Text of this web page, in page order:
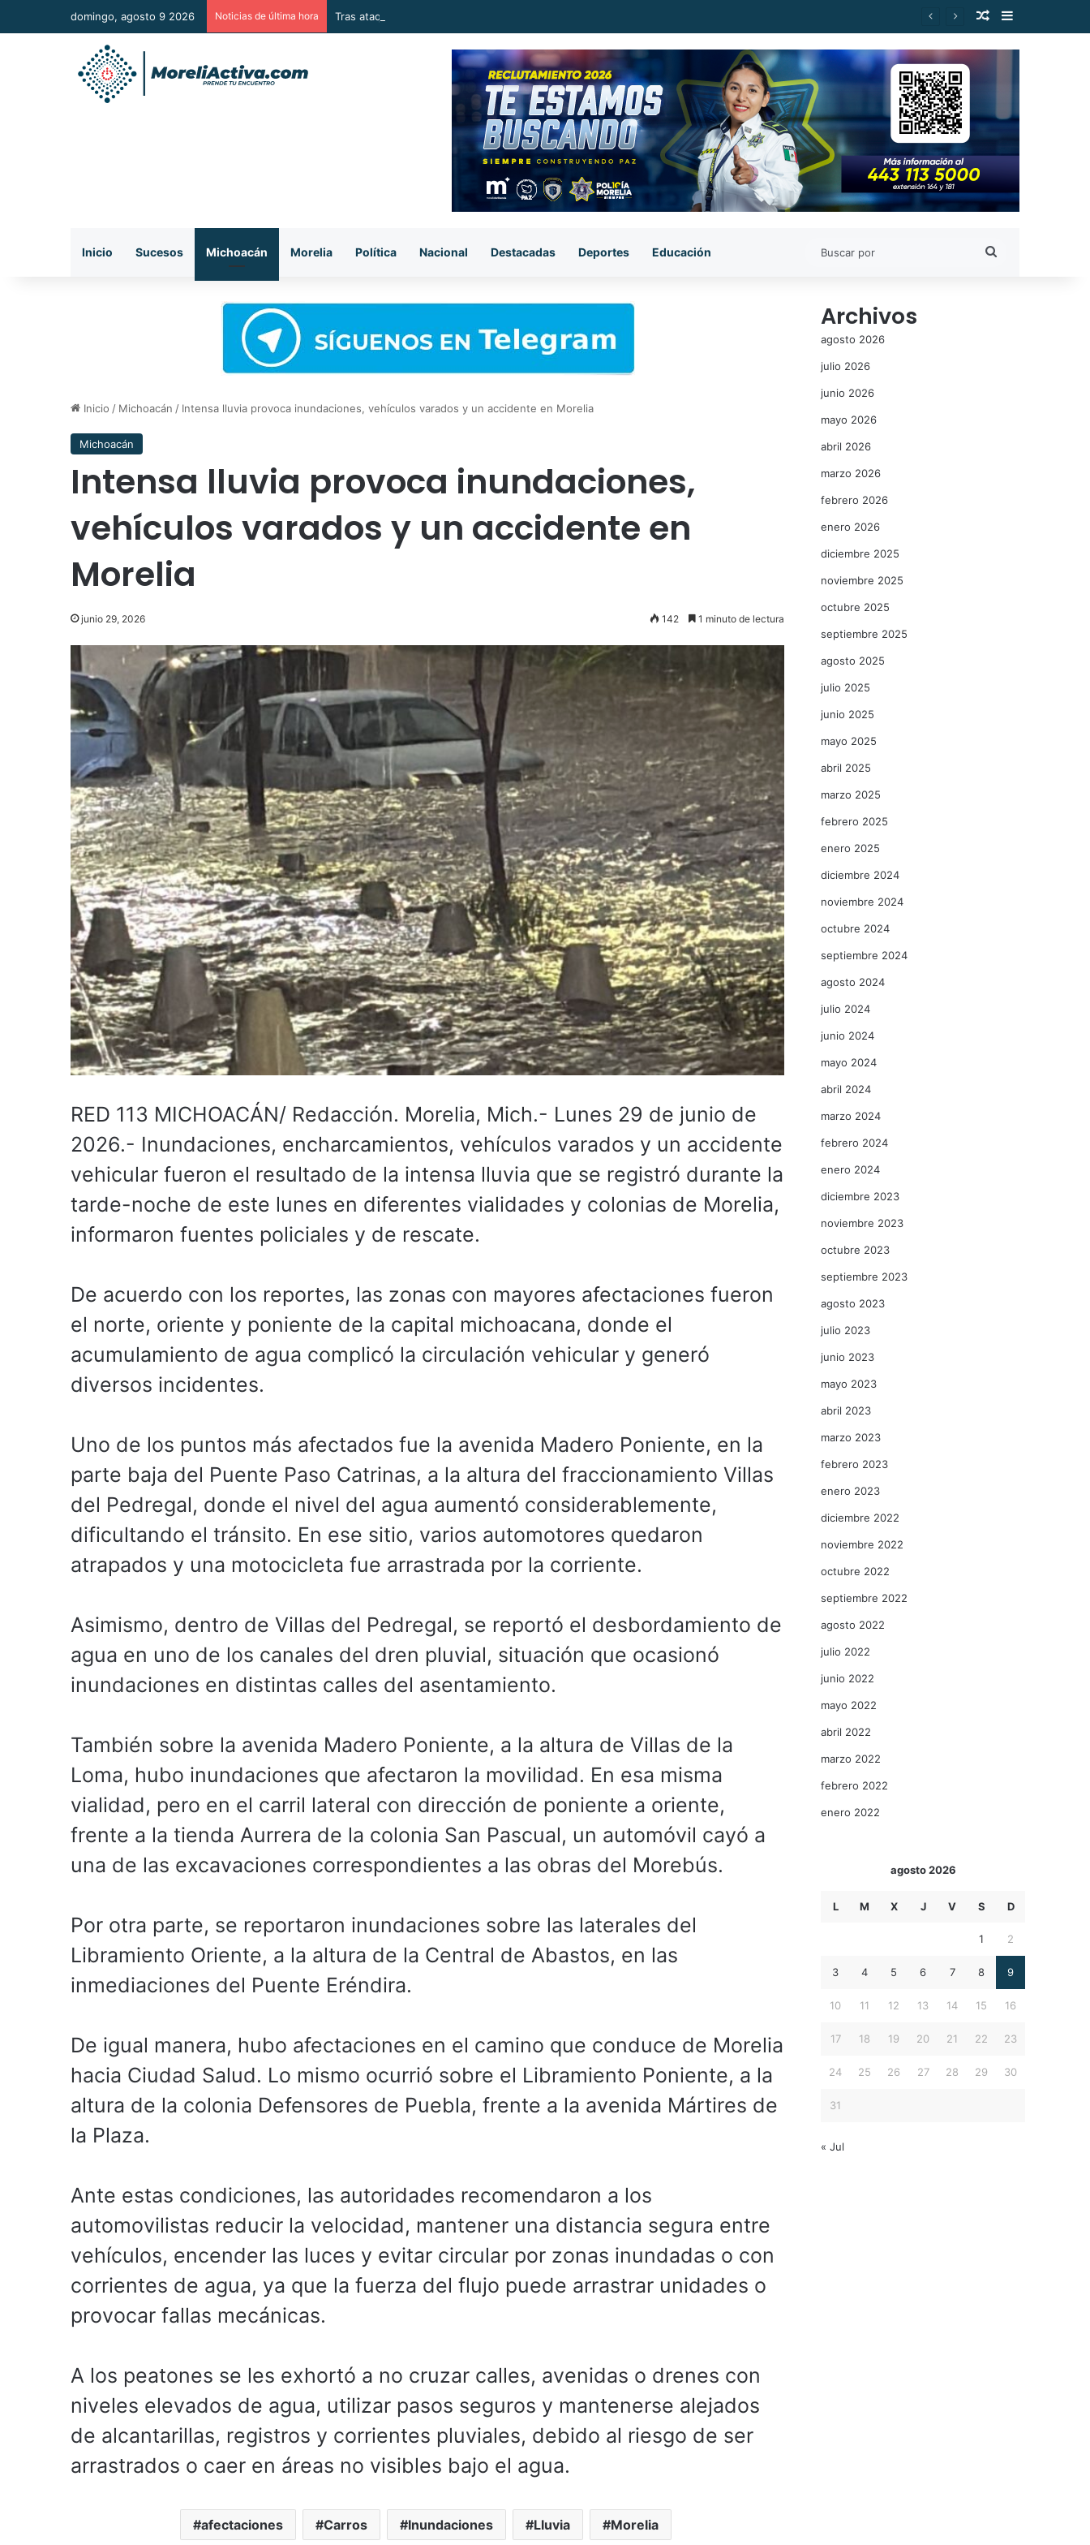
domingo, agosto 9 2026 Noticias de última hora Tras ataque armado, sujetos se llevan el cuerpo de la víctima en Buenavista Publicación al
Barra lateral
Inicio Sucesos Michoacán Morelia Política Nacional Destacadas Deportes Educación
Inicio / Michoacán / Intensa lluvia provoca inundaciones, vehículos varados y un accidente en Morelia
Michoacán
Intensa lluvia provoca inundaciones,
vehículos varados y un accidente en
Morelia
junio 29, 2026 142 1 minuto de lectura
RED 113 MICHOACÁN/ Redacción. Morelia, Mich.- Lunes 29 de junio de
2026.- Inundaciones, encharcamientos, vehículos varados y un accidente
vehicular fueron el resultado de la intensa lluvia que se registró durante la
tarde-noche de este lunes en diferentes vialidades y colonias de Morelia,
informaron fuentes policiales y de rescate.
De acuerdo con los reportes, las zonas con mayores afectaciones fueron
el norte, oriente y poniente de la capital michoacana, donde el
acumulamiento de agua complicó la circulación vehicular y generó
diversos incidentes.
Uno de los puntos más afectados fue la avenida Madero Poniente, en la
parte baja del Puente Paso Catrinas, a la altura del fraccionamiento Villas
del Pedregal, donde el nivel del agua aumentó considerablemente,
dificultando el tránsito. En ese sitio, varios automotores quedaron
atrapados y una motocicleta fue arrastrada por la corriente.
Asimismo, dentro de Villas del Pedregal, se reportó el desbordamiento de
agua en uno de los canales del dren pluvial, situación que ocasionó
inundaciones en distintas calles del asentamiento.
También sobre la avenida Madero Poniente, a la altura de Villas de la
Loma, hubo inundaciones que afectaron la movilidad. En esa misma
vialidad, pero en el carril lateral con dirección de poniente a oriente,
frente a la tienda Aurrera de la colonia San Pascual, un automóvil cayó a
una de las excavaciones correspondientes a las obras del Morebús.
Por otra parte, se reportaron inundaciones sobre las laterales del
Libramiento Oriente, a la altura de la Central de Abastos, en las
inmediaciones del Puente Eréndira.
De igual manera, hubo afectaciones en el camino que conduce de Morelia
hacia Ciudad Salud. Lo mismo ocurrió sobre el Libramiento Poniente, a la
altura de la colonia Defensores de Puebla, frente a la avenida Mártires de
la Plaza.
Ante estas condiciones, las autoridades recomendaron a los
automovilistas reducir la velocidad, mantener una distancia segura entre
vehículos, encender las luces y evitar circular por zonas inundadas o con
corrientes de agua, ya que la fuerza del flujo puede arrastrar unidades o
provocar fallas mecánicas.
A los peatones se les exhortó a no cruzar calles, avenidas o drenes con
niveles elevados de agua, utilizar pasos seguros y mantenerse alejados
de alcantarillas, registros y corrientes pluviales, debido al riesgo de ser
arrastrados o caer en áreas no visibles bajo el agua.
afectaciones Carros Inundaciones Lluvia Morelia
Archivos
agosto 2026
julio 2026
junio 2026
mayo 2026
abril 2026
marzo 2026
febrero 2026
enero 2026
diciembre 2025
noviembre 2025
octubre 2025
septiembre 2025
agosto 2025
julio 2025
junio 2025
mayo 2025
abril 2025
marzo 2025
febrero 2025
enero 2025
diciembre 2024
noviembre 2024
octubre 2024
septiembre 2024
agosto 2024
julio 2024
junio 2024
mayo 2024
abril 2024
marzo 2024
febrero 2024
enero 2024
diciembre 2023
noviembre 2023
octubre 2023
septiembre 2023
agosto 2023
julio 2023
junio 2023
mayo 2023
abril 2023
marzo 2023
febrero 2023
enero 2023
diciembre 2022
noviembre 2022
octubre 2022
septiembre 2022
agosto 2022
julio 2022
junio 2022
mayo 2022
abril 2022
marzo 2022
febrero 2022
enero 2022
agosto 2026
L M X J V S D
1 2
3 4 5 6 7 8 9
10 11 12 13 14 15 16
17 18 19 20 21 22 23
24 25 26 27 28 29 30
31
« Jul